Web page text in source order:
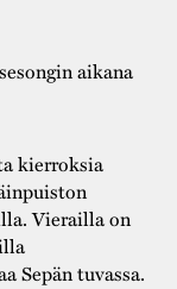
aikana
kierroksia
Vierailla on
Sepän tuvassa.